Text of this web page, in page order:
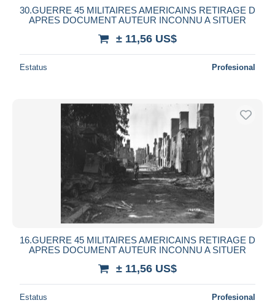
30.GUERRE 45 MILITAIRES AMERICAINS RETIRAGE D
APRES DOCUMENT AUTEUR INCONNU A SITUER
± 11,56 US$
Estatus Profesional
16.GUERRE 45 MILITAIRES AMERICAINS RETIRAGE D
APRES DOCUMENT AUTEUR INCONNU A SITUER
± 11,56 US$
Estatus Profesional